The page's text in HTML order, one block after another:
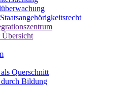
Querschnitt
Bildung